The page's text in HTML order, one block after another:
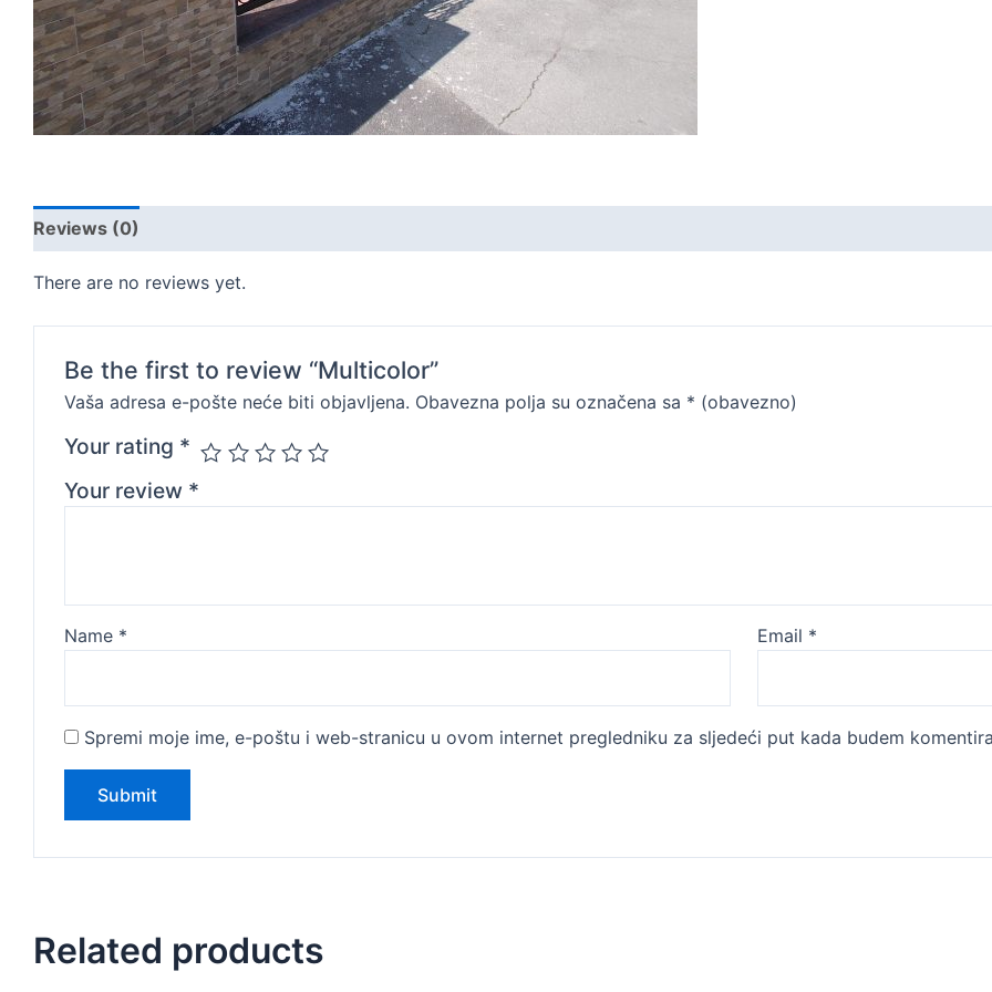
Reviews (0)
There are no reviews yet.
Be the first to review “Multicolor”
Vaša adresa e-pošte neće biti objavljena. Obavezna polja su označena sa * (obavezno)
Your rating *
Your review *
Name * Email *
Spremi moje ime, e-poštu i web-stranicu u ovom internet pregledniku za sljedeći put kada budem
Related products